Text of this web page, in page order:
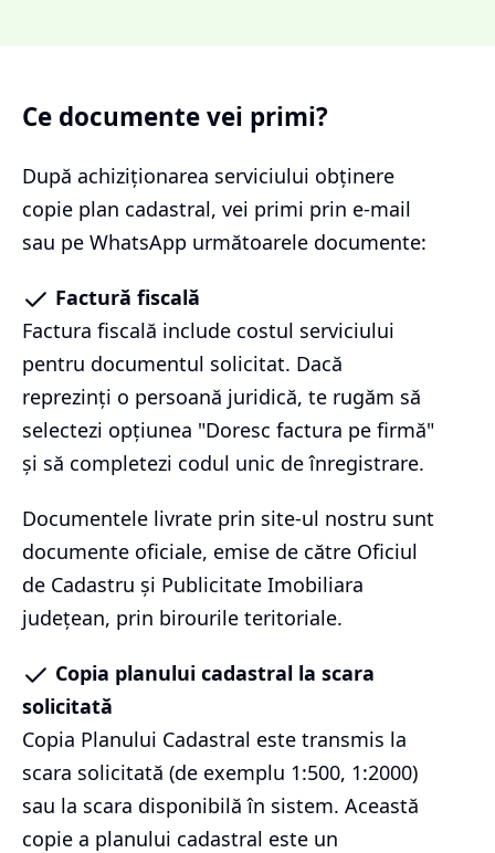
Ce documente vei primi?
După achiziționarea serviciului obținere
copie plan cadastral, vei primi prin e-mail
sau pe WhatsApp următoarele documente:
Factură fiscală
Factura fiscală include costul serviciului
pentru documentul solicitat. Dacă
reprezinți o persoană juridică, te rugăm să
selectezi opțiunea "Doresc factura pe firmă"
și să completezi codul unic de înregistrare.
Documentele livrate prin site-ul nostru sunt
documente oficiale, emise de către Oficiul
de Cadastru și Publicitate Imobiliara
județean, prin birourile teritoriale.
Copia planului cadastral la scara
solicitată
Copia Planului Cadastral este transmis la
scara solicitată (de exemplu 1:500, 1:2000)
sau la scara disponibilă în sistem. Această
copie a planului cadastral este un